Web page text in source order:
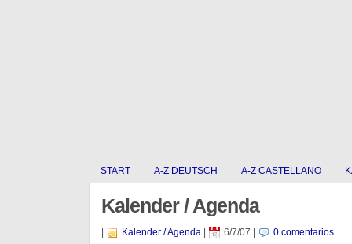
START A-Z DEUTSCH A-Z CASTELLANO
Kalender / Agenda
Kalender / Agenda| 6/7/07 0 comentarios